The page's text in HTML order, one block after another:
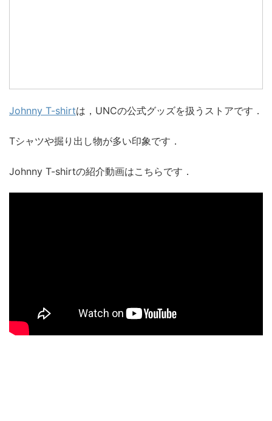
Johnny T-shirtは，UNCの公式グッズを扱うストアです．
Tシャツや掘り出し物が多い印象です．
Johnny T-shirtの紹介動画はこちらです．